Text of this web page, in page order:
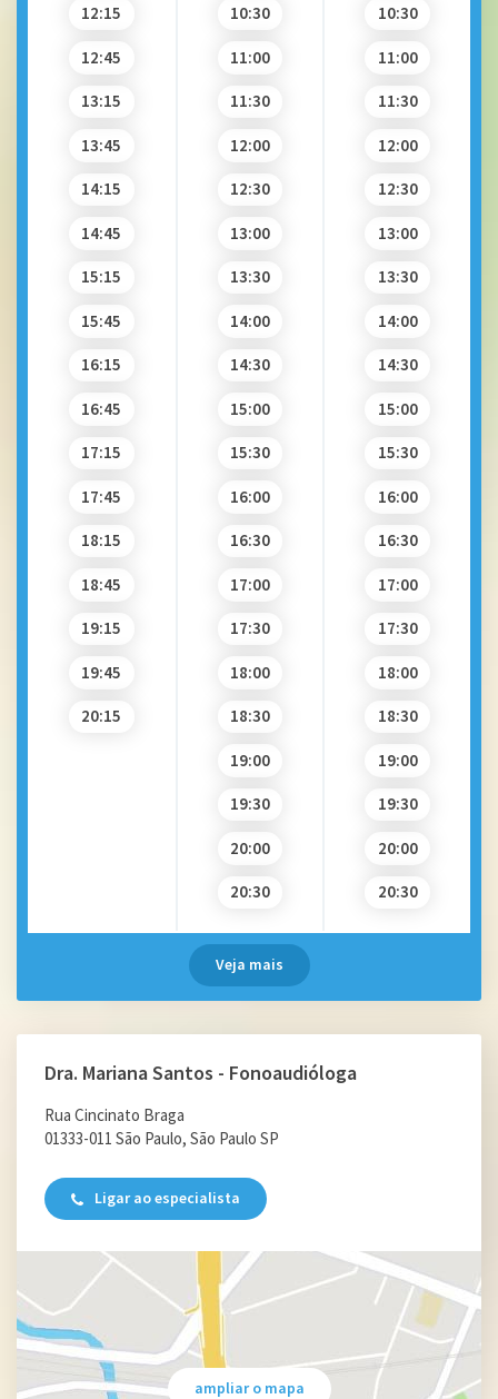
12:15
12:45
13:15
13:45
14:15
14:45
15:15
15:45
16:15
16:45
17:15
17:45
18:15
18:45
19:15
19:45
20:15
10:30
11:00
11:30
12:00
12:30
13:00
13:30
14:00
14:30
15:00
15:30
16:00
16:30
17:00
17:30
18:00
18:30
19:00
19:30
20:00
20:30
10:30
11:00
11:30
12:00
12:30
13:00
13:30
14:00
14:30
15:00
15:30
16:00
16:30
17:00
17:30
18:00
18:30
19:00
19:30
20:00
20:30
Veja mais
Dra. Mariana Santos - Fonoaudióloga
Rua Cincinato Braga
01333-011 São Paulo, São Paulo SP
Ligar ao especialista
ampliar o mapa